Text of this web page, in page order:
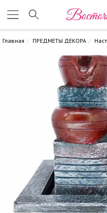
Главная ПРЕДМЕТЫ ДЕКОРА